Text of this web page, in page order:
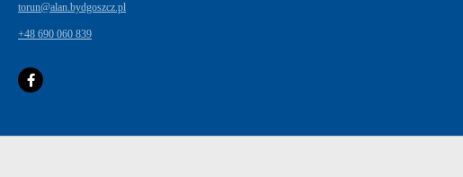
torun@alan.bydgoszcz.pl
+48 690 060 839